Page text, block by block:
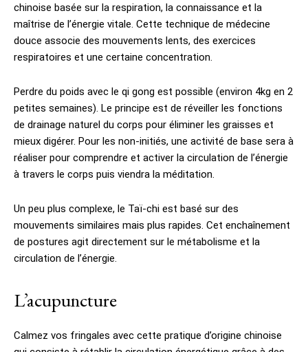
chinoise basée sur la respiration, la connaissance et la
maîtrise de l’énergie vitale. Cette technique de médecine
douce associe des mouvements lents, des exercices
respiratoires et une certaine concentration.
Perdre du poids avec le qi gong est possible (environ 4kg en 2
petites semaines). Le principe est de réveiller les fonctions
de drainage naturel du corps pour éliminer les graisses et
mieux digérer. Pour les non-initiés, une activité de base sera à
réaliser pour comprendre et activer la circulation de l’énergie
à travers le corps puis viendra la méditation.
Un peu plus complexe, le Taï-chi est basé sur des
mouvements similaires mais plus rapides. Cet enchaînement
de postures agit directement sur le métabolisme et la
circulation de l’énergie.
L’acupuncture
Calmez vos fringales avec cette pratique d’origine chinoise